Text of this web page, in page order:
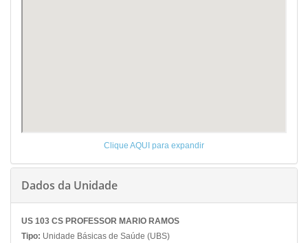
Clique AQUI para expandir
Dados da Unidade
US 103 CS PROFESSOR MARIO RAMOS
Tipo: Unidade Básicas de Saúde (UBS)